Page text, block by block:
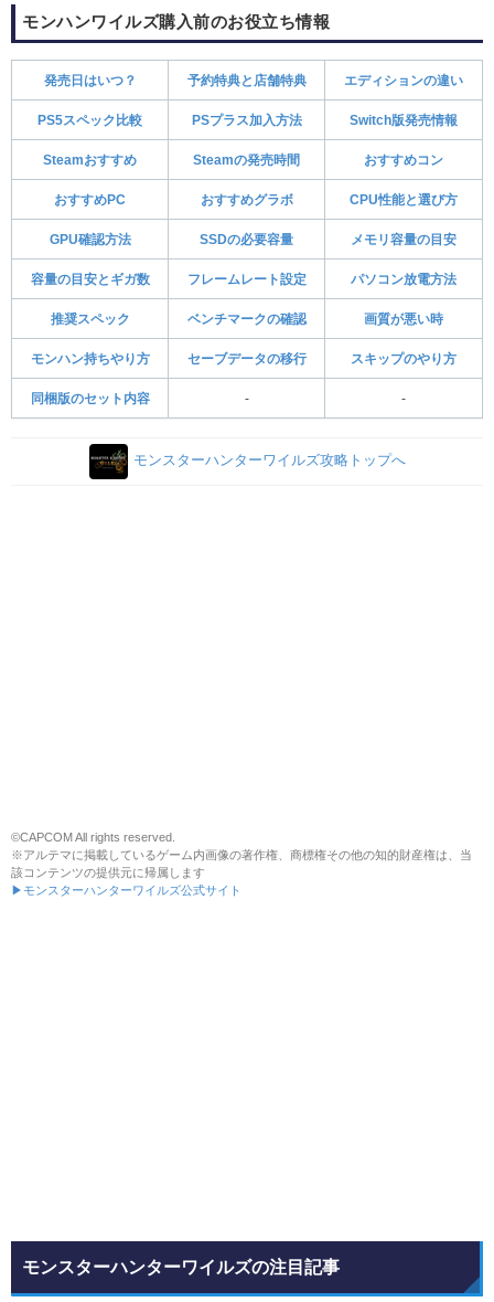
モンハンワイルズ購入前のお役立ち情報
発売日はいつ？ 予約特典と店舗特典 エディションの違い
PS5スペック比較 PSプラス加入方法 Switch版発売情報
Steamおすすめ Steamの発売時間 おすすめコン
おすすめPC おすすめグラボ CPU性能と選び方
GPU確認方法 SSDの必要容量 メモリ容量の目安
容量の目安とギガ数 フレームレート設定 パソコン放電方法
推奨スペック ベンチマークの確認 画質が悪い時
モンハン持ちやり方 セーブデータの移行 スキップのやり方
同梱版のセット内容 - -
モンスターハンターワイルズ攻略トップへ
©CAPCOM All rights reserved.
※アルテマに掲載しているゲーム内画像の著作権、商標権その他の知的財産権は、当
該コンテンツの提供元に帰属します
▶モンスターハンターワイルズ公式サイト
モンスターハンターワイルズの注目記事